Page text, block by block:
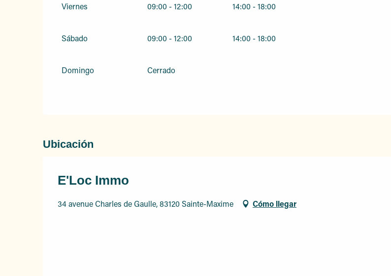
Viernes 09:00 - 12:00 14:00 - 18:00
Sábado 09:00 - 12:00 14:00 - 18:00
Domingo Cerrado
Ubicación
E'Loc Immo
34 avenue Charles de Gaulle, 83120 Sainte-Maxime Cómo llegar